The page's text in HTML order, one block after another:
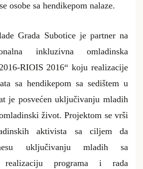
osobe sa hendikepom nalaze.
Grada Subotice je partner na
inkluzivna omladinska
RIOIS 2016“koju realizacije
sa hendikepom sa sedištem u
je posvećen uključivanju mladih
život. Projektom se vrši
aktivista sa ciljem da
uključivanju mladih sa
realizaciju programa i rada